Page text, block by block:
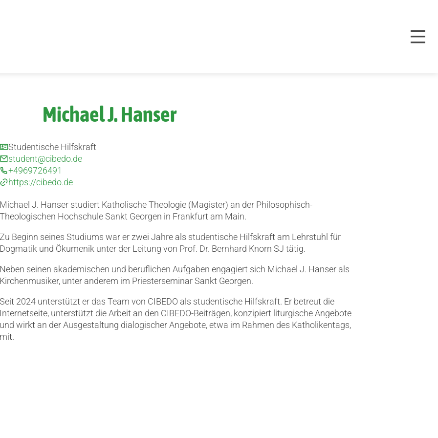
Michael J. Hanser
Studentische Hilfskraft
student@cibedo.de
+4969726491
https://cibedo.de
Michael J. Hanser studiert Katholische Theologie (Magister) an der Philosophisch-
Theologischen Hochschule Sankt Georgen in Frankfurt am Main.
Zu Beginn seines Studiums war er zwei Jahre als studentische Hilfskraft am Lehrstuhl für
Dogmatik und Ökumenik unter der Leitung von Prof. Dr. Bernhard Knorn SJ tätig.
Neben seinen akademischen und beruflichen Aufgaben engagiert sich Michael J. Hanser als
Kirchenmusiker, unter anderem im Priesterseminar Sankt Georgen.
Seit 2024 unterstützt er das Team von CIBEDO als studentische Hilfskraft. Er betreut die
Internetseite, unterstützt die Arbeit an den CIBEDO-Beiträgen, konzipiert liturgische Angebote
und wirkt an der Ausgestaltung dialogischer Angebote, etwa im Rahmen des Katholikentags,
mit.